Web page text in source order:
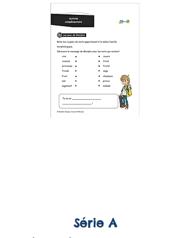
Série A